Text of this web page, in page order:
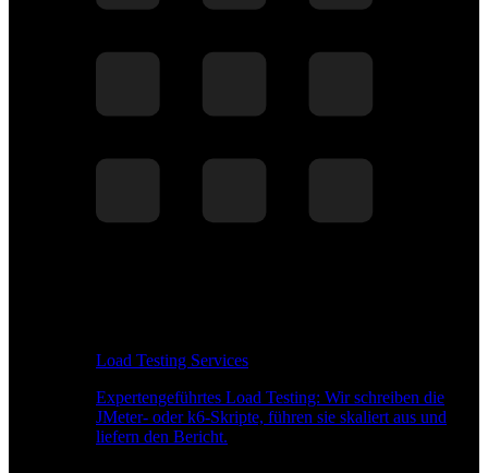
Load Testing Services
Expertengeführtes Load Testing: Wir schreiben die
JMeter- oder k6-Skripte, führen sie skaliert aus und
liefern den Bericht.